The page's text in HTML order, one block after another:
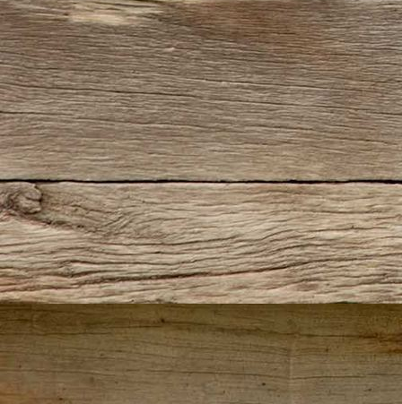
IMG_1871 (2)
IMG_1885 (2)
IMG_1891 (2)
IMG_1832 (3)
IMG_1814 (2)